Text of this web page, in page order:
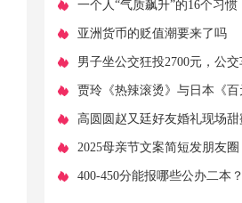
​一个人“气质飙升”的16个习惯
​亚洲货币的贬值潮要来了吗
男子坐公交狂投2700元，公
不对劲，偷偷按了紧急按钮
贾玲《热辣滚烫》与日本《百
翻拍背后的异同比较
高圆圆赵又廷好友婚礼现场
年婚姻依旧闪耀如初恋！
​2025母亲节文案简短发朋友
友圈感人的文案精选！
​400-450分能报哪些公办二本